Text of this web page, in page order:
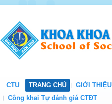
CTU TRANG CHỦ GIỚI THIỆU
Công khai Tự đánh giá CTĐT